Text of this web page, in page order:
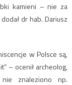
kamieni – nie za
dr hab. Dariusz
w Polsce są,
– ocenił archeolog,
znaleziono np.